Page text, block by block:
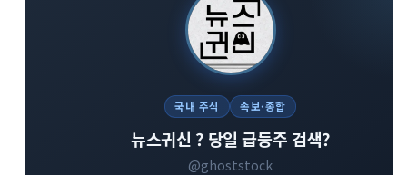
국내 주식 속보·종합
뉴스귀신 ? 당일 급등주 검색?
@ghoststock